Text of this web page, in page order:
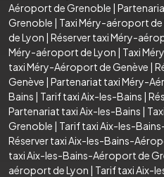
Aéroport de Grenoble |
Grenoble | Taxi Méry-aéroport de
de Lyon | Réserver taxi Méry-
Méry-aéroport de Lyon | Taxi
taxi Méry-Aéroport de Genève |
Genève | Partenariat taxi Méry-
Bains | Tarif taxi Aix-les-Bains |
Partenariat taxi Aix-les-Bains |
Grenoble | Tarif taxi Aix-les-
Réserver taxi Aix-les-Bains-
taxi Aix-les-Bains-Aéroport de
aéroport de Lyon | Tarif taxi Aix-